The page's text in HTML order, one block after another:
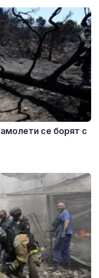
се борят с